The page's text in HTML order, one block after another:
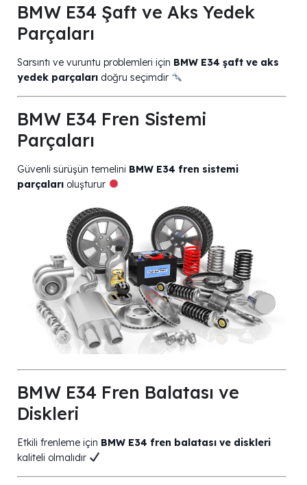
BMW E34 Şaft ve Aks Yedek
Parçaları
Sarsıntı ve vuruntu problemleri için BMW E34 şaft ve aks
yedek parçaları doğru seçimdir
BMW E34 Fren Sistemi
Parçaları
Güvenli sürüşün temelini BMW E34 fren sistemi
parçaları oluşturur
BMW E34 Fren Balatası ve
Diskleri
Etkili frenleme için BMW E34 fren balatası ve diskleri
kaliteli olmalıdır